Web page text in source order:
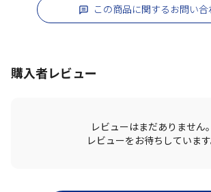
この商品に関するお問い合
購入者レビュー
レビューはまだありません。
レビューをお待ちしています